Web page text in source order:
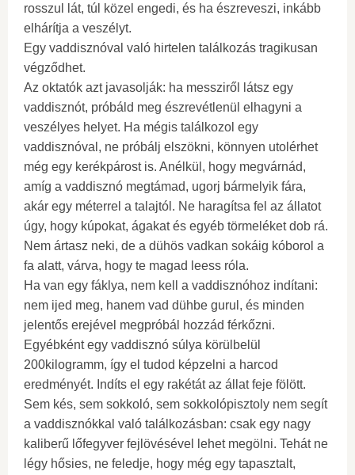
rosszul lát, túl közel engedi, és ha észreveszi, inkább
elhárítja a veszélyt.
Egy vaddisznóval való hirtelen találkozás tragikusan
végződhet.
Az oktatók azt javasolják: ha messziről látsz egy
vaddisznót, próbáld meg észrevétlenül elhagyni a
veszélyes helyet. Ha mégis találkozol egy
vaddisznóval, ne próbálj elszökni, könnyen utolérhet
még egy kerékpárost is. Anélkül, hogy megvárnád,
amíg a vaddisznó megtámad, ugorj bármelyik fára,
akár egy méterrel a talajtól. Ne haragítsa fel az állatot
úgy, hogy kúpokat, ágakat és egyéb törmeléket dob ​​rá.
Nem ártasz neki, de a dühös vadkan sokáig kóborol a
fa alatt, várva, hogy te magad leess róla.
Ha van egy fáklya, nem kell a vaddisznóhoz indítani:
nem ijed meg, hanem vad dühbe gurul, és minden
jelentős erejével megpróbál hozzád férkőzni.
Egyébként egy vaddisznó súlya körülbelül
200kilogramm, így el tudod képzelni a harcod
eredményét. Indíts el egy rakétát az állat feje fölött.
Sem kés, sem sokkoló, sem sokkolópisztoly nem segít
a vaddisznókkal való találkozásban: csak egy nagy
kaliberű lőfegyver fejlövésével lehet megölni. Tehát ne
légy hősies, ne feledje, hogy még egy tapasztalt,